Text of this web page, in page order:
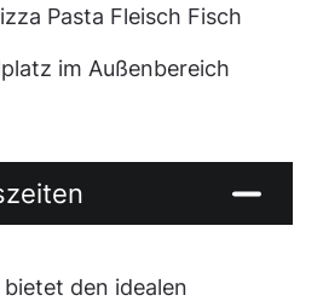
Pasta Fleisch Fisch
im Außenbereich
den idealen